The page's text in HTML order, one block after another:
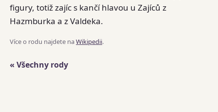
figury, totiž zajíc s kančí hlavou u Zajíců z
Hazmburka a z Valdeka.
Více o rodu najdete naWikipedii.
« Všechny rody